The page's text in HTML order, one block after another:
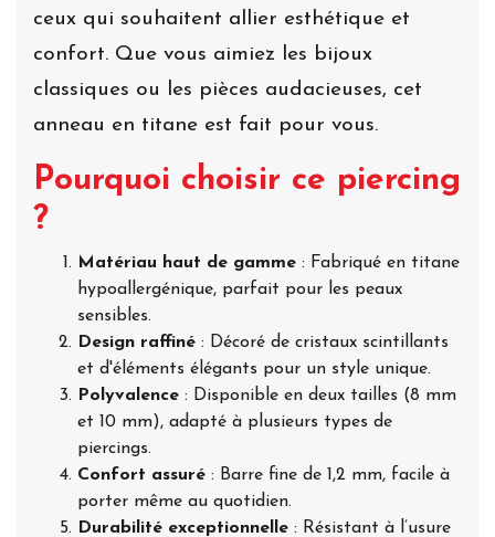
ceux qui souhaitent allier esthétique et
confort. Que vous aimiez les bijoux
classiques ou les pièces audacieuses, cet
anneau en titane est fait pour vous.
Pourquoi choisir ce piercing
?
Matériau haut de gamme : Fabriqué en titane
hypoallergénique, parfait pour les peaux
sensibles.
Design raffiné : Décoré de cristaux scintillants
et d'éléments élégants pour un style unique.
Polyvalence : Disponible en deux tailles (8 mm
et 10 mm), adapté à plusieurs types de
piercings.
Confort assuré : Barre fine de 1,2 mm, facile à
porter même au quotidien.
Durabilité exceptionnelle : Résistant à l’usure